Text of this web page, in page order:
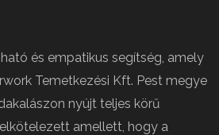
és empatikus segítség, amely
Temetkezési Kft. Pest megye
nyújt teljes körű
amellett, hogy a